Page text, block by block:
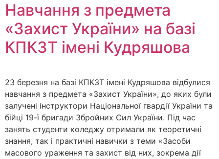
Навчання з предмета
«Захист України» на базі
КПКЗТ імені Кудряшова
23 березня на базі КПКЗТ імені Кудряшова відбулися
навчання з предмета «Захист України», до яких були
залучені інструктори Національної гвардії України та
бійці 19-ї бригади Збройних Сил України. Під час
занять студенти коледжу отримали як теоретичні
знання, так і практичні навички з теми «Засоби
масового ураження та захист від них, зокрема дії